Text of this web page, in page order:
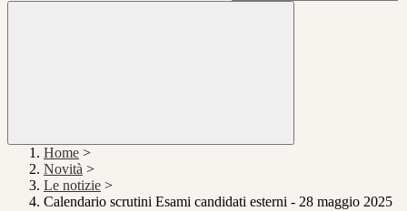
Home >
Novità >
Le notizie >
Calendario scrutini Esami candidati esterni - 28 maggio 2025